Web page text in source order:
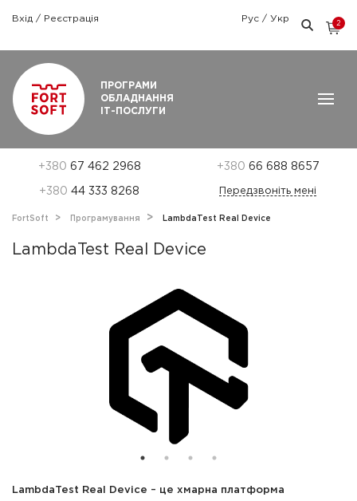
Вхід / Реєстрація Рус / Укр
2
ПРОГРАМИ
ОБЛАДНАННЯ
ІТ-ПОСЛУГИ
+380 67 462 2968 +380 66 688 8657
+380 44 333 8268 Передзвоніть мені
FortSoft Програмування LambdaTest Real Device
LambdaTest Real Device
LambdaTest Real Device – це хмарна платформа